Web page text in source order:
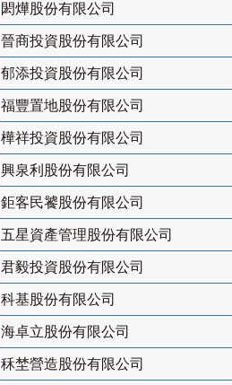
閎燁股份有限公司
晉商投資股份有限公司
郁添投資股份有限公司
福豐置地股份有限公司
樺祥投資股份有限公司
興泉利股份有限公司
鉅客民饕股份有限公司
五星資產管理股份有限公司
君毅投資股份有限公司
科基股份有限公司
海卓立股份有限公司
秝埜營造股份有限公司